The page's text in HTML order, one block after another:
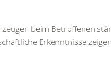
beim Betroffenen
Erkenntnisse